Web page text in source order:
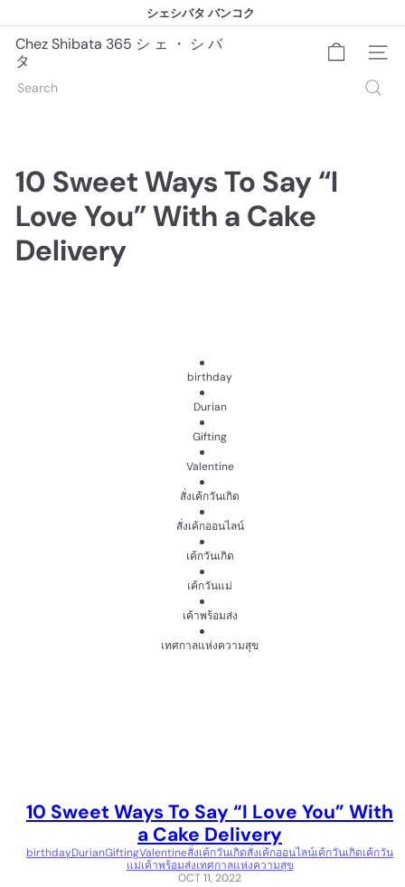
to
content
Pause
slideshow
シェシバタ バンコク
シェシバタ バンコク
Chez Shibata 365 シ ェ ・ シ バ
タ
Site
Search
10 Sweet Ways To Say “I
Love You” With a Cake
Delivery
birthday
Durian
Gifting
Valentine
สั่งเค้กวันเกิด
สั่งเค้กออนไลน์
เค้กวันเกิด
เค้กวันแม่
เค้าพร้อมส่ง
เทศกาลแห่งความสุข
10 Sweet Ways To Say “I Love You” With
a Cake Delivery
birthdayDurianGiftingValentineสั่งเค้กวันเกิดสั่งเค้กออนไลน์เค้กวันเกิดเค้กวัน
แม่เค้าพร้อมส่งเทศกาลแห่งความสุข
OCT 11, 2022